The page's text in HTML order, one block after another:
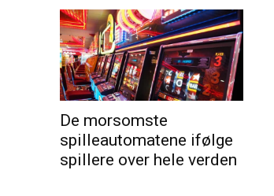
De morsomste
spilleautomatene ifølge
spillere over hele verden